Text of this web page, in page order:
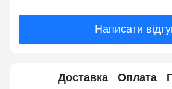
Написати
Доставка Оплата